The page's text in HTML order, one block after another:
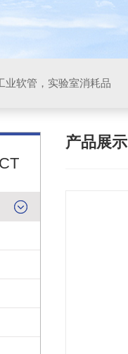
业软管，实验室消耗品
产品展示